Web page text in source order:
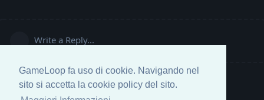
GameLoop fa uso di cookie. Navigando nel
sito si accetta la cookie policy del sito.
Write a Reply...